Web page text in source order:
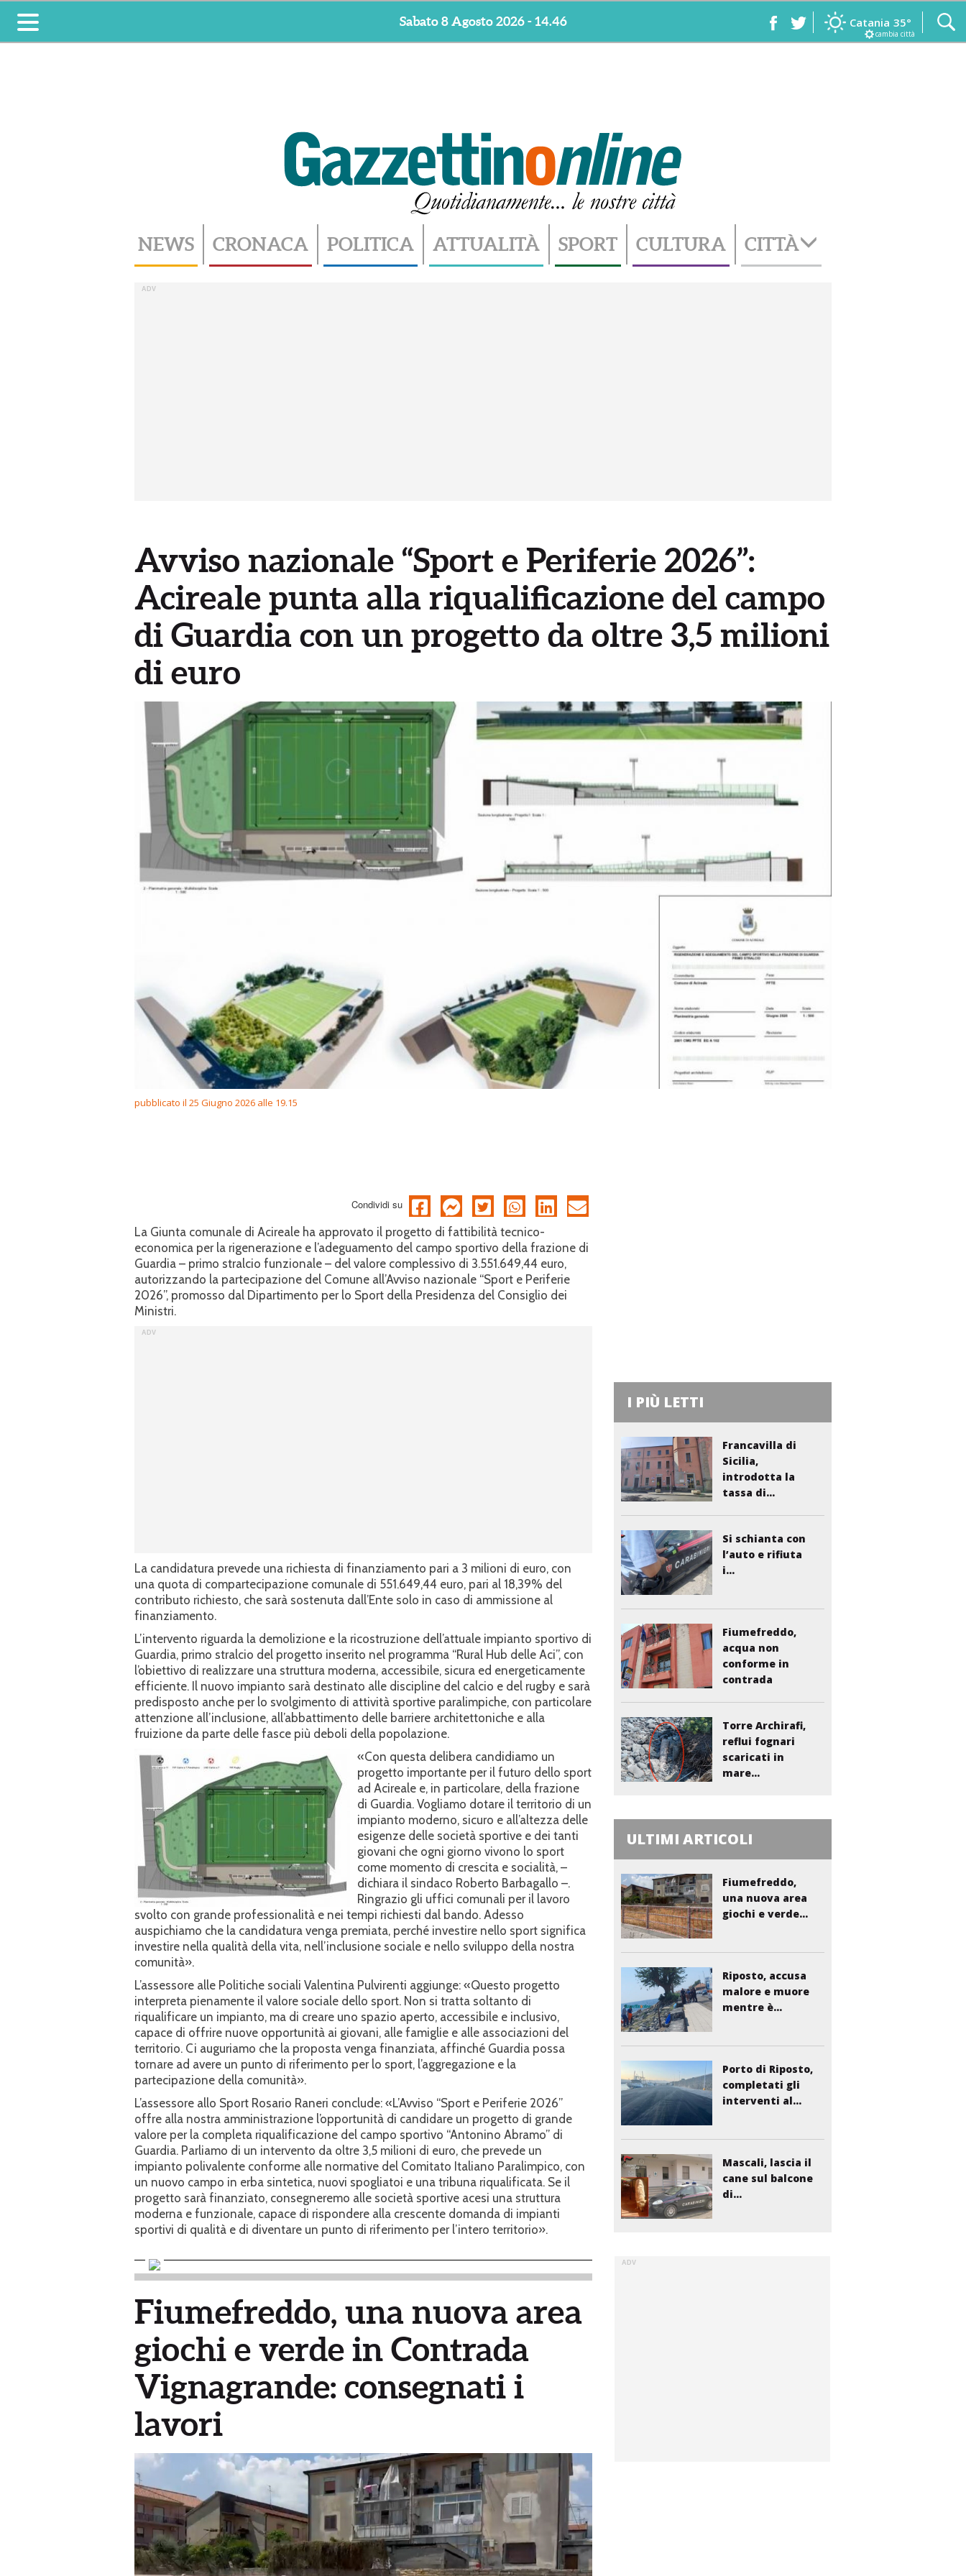
Toggle
navigation
Sabato 8 Agosto 2026 - 14.46 Catania 35°
cambia città
NEWS CRONACA POLITICA ATTUALITÀ SPORT CULTURA CITTÀ
Avviso nazionale “Sport e Periferie 2026”:
Acireale punta alla riqualificazione del campo
di Guardia con un progetto da oltre 3,5 milioni
di euro
pubblicato il 25 Giugno 2026 alle 19.15
Condividi su
La Giunta comunale di Acireale ha approvato il progetto di fattibilità tecnico-
economica per la rigenerazione e l’adeguamento del campo sportivo della frazione di
Guardia – primo stralcio funzionale – del valore complessivo di 3.551.649,44 euro,
autorizzando la partecipazione del Comune all’Avviso nazionale “Sport e Periferie
2026”, promosso dal Dipartimento per lo Sport della Presidenza del Consiglio dei
Ministri.
La candidatura prevede una richiesta di finanziamento pari a 3 milioni di euro, con
una quota di compartecipazione comunale di 551.649,44 euro, pari al 18,39% del
contributo richiesto, che sarà sostenuta dall’Ente solo in caso di ammissione al
finanziamento.
L’intervento riguarda la demolizione e la ricostruzione dell’attuale impianto sportivo di
Guardia, primo stralcio del progetto inserito nel programma “Rural Hub delle Aci”, con
l’obiettivo di realizzare una struttura moderna, accessibile, sicura ed energeticamente
efficiente. Il nuovo impianto sarà destinato alle discipline del calcio e del rugby e sarà
predisposto anche per lo svolgimento di attività sportive paralimpiche, con particolare
attenzione all’inclusione, all’abbattimento delle barriere architettoniche e alla
fruizione da parte delle fasce più deboli della popolazione.
«Con questa delibera candidiamo un
progetto importante per il futuro dello sport
ad Acireale e, in particolare, della frazione
di Guardia. Vogliamo dotare il territorio di un
impianto moderno, sicuro e all’altezza delle
esigenze delle società sportive e dei tanti
giovani che ogni giorno vivono lo sport
come momento di crescita e socialità, –
dichiara il sindaco Roberto Barbagallo –.
Ringrazio gli uffici comunali per il lavoro
svolto con grande professionalità e nei tempi richiesti dal bando. Adesso
auspichiamo che la candidatura venga premiata, perché investire nello sport significa
investire nella qualità della vita, nell’inclusione sociale e nello sviluppo della nostra
comunità».
L’assessore alle Politiche sociali Valentina Pulvirenti aggiunge: «Questo progetto
interpreta pienamente il valore sociale dello sport. Non si tratta soltanto di
riqualificare un impianto, ma di creare uno spazio aperto, accessibile e inclusivo,
capace di offrire nuove opportunità ai giovani, alle famiglie e alle associazioni del
territorio. Ci auguriamo che la proposta venga finanziata, affinché Guardia possa
tornare ad avere un punto di riferimento per lo sport, l’aggregazione e la
partecipazione della comunità».
L’assessore allo Sport Rosario Raneri conclude: «L’Avviso “Sport e Periferie 2026”
offre alla nostra amministrazione l’opportunità di candidare un progetto di grande
valore per la completa riqualificazione del campo sportivo “Antonino Abramo” di
Guardia. Parliamo di un intervento da oltre 3,5 milioni di euro, che prevede un
impianto polivalente conforme alle normative del Comitato Italiano Paralimpico, con
un nuovo campo in erba sintetica, nuovi spogliatoi e una tribuna riqualificata. Se il
progetto sarà finanziato, consegneremo alle società sportive acesi una struttura
moderna e funzionale, capace di rispondere alla crescente domanda di impianti
sportivi di qualità e di diventare un punto di riferimento per l’intero territorio».
Fiumefreddo, una nuova area
giochi e verde in Contrada
Vignagrande: consegnati i
lavori
I PIÙ LETTI
Francavilla di
Sicilia,
introdotta la
tassa di...
Si schianta con
l’auto e rifiuta
i...
Fiumefreddo,
acqua non
conforme in
contrada
Torre Archirafi,
reflui fognari
scaricati in
mare...
ULTIMI ARTICOLI
Fiumefreddo,
una nuova area
giochi e verde...
Riposto, accusa
malore e muore
mentre è...
Porto di Riposto,
completati gli
interventi al...
Mascali, lascia il
cane sul balcone
di...